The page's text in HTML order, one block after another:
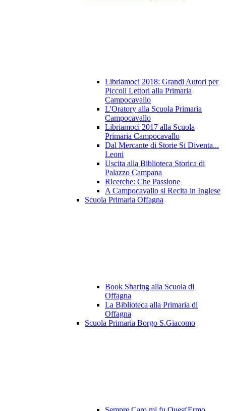
Libriamoci 2018: Grandi Autori per
Piccoli Lettori alla Primaria
Campocavallo
L'Oratory alla Scuola Primaria
Campocavallo
Libriamoci 2017 alla Scuola
Primaria Campocavallo
Dal Mercante di Storie Si Diventa...
Leoni
Uscita alla Biblioteca Storica di
Palazzo Campana
Ricerche: Che Passione
A Campocavallo si Recita in Inglese
Scuola Primaria Offagna
Book Sharing alla Scuola di
Offagna
La Biblioteca alla Primaria di
Offagna
Scuola Primaria Borgo S.Giacomo